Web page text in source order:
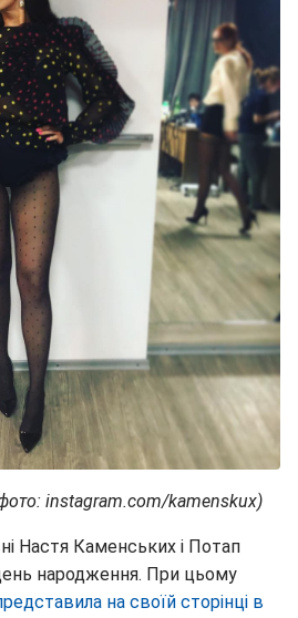
instagram.com/kamenskux)
Настя Каменських і Потап
народження. При цьому
на своїй сторінці в